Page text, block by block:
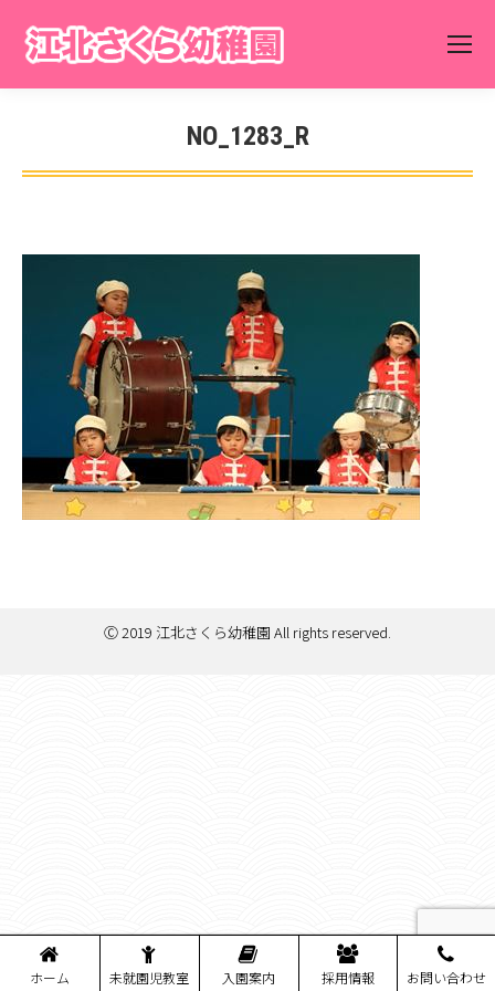
NO_1283_R
You are here:
Ⓒ 2019 江北さくら幼稚園 All rights reserved.
ホーム 未就園児教室 入園案内 採用情報 お問い合わせ